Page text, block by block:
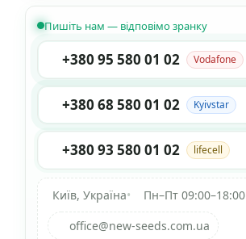
Пишіть нам — відповімо зранку
+380 95 580 01 02 Vodafone
+380 68 580 01 02 Kyivstar
+380 93 580 01 02 lifecell
Київ, Україна•
Пн–Пт 09:00–18:00
office@new-seeds.com.ua